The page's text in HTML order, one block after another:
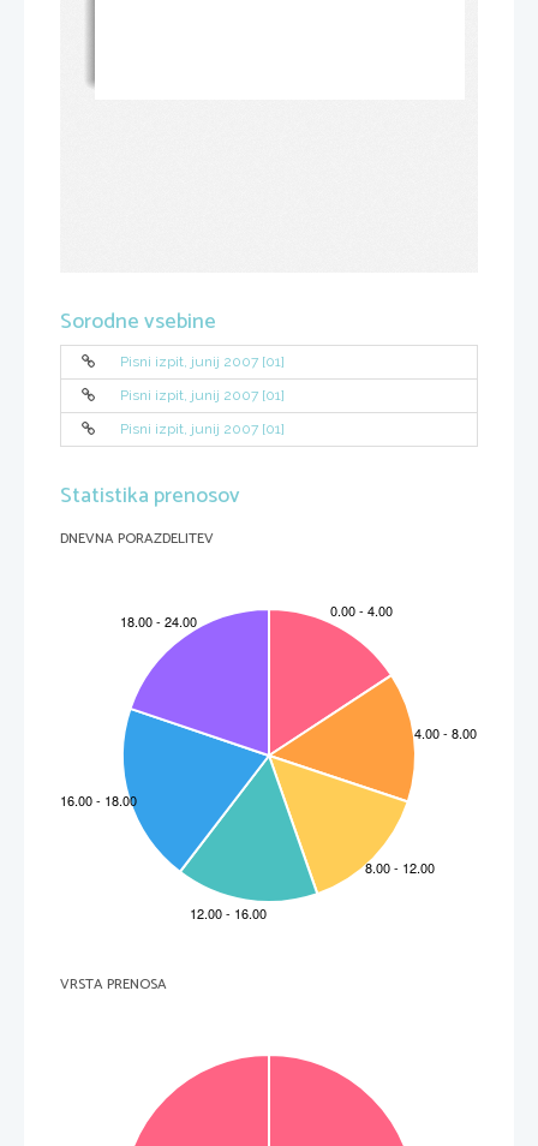
Sorodne vsebine
Pisni izpit, junij 2007 [01]
Pisni izpit, junij 2007 [01]
Pisni izpit, junij 2007 [01]
Statistika prenosov
DNEVNA PORAZDELITEV
VRSTA PRENOSA